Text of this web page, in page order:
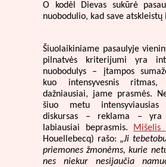
O kodėl Dievas sukūrė
nuobodulio, kad save atskleistų
Šiuolaikiniame pasaulyje
pilnatvės kriterijumi yra
nuobodulys – įtampos
kuo intensyvesnis
dažniausiai, jame prasmės.
šiuo metu
diskursas – reklama –
labiausiai beprasmis.
Mišelis
Houellebecq) rašo: „Ji
priemones žmonėms, kurie
nes niekur nesijaučia